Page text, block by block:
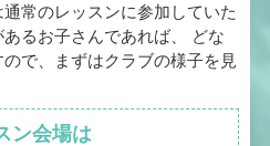
常のレッスンに参加していた
るお子さんであれば、 どな
で、まずはクラブの様子を見
ン会場は